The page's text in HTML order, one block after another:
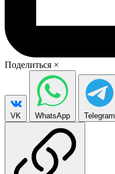
Поделиться ×
VK WhatsApp Telegram